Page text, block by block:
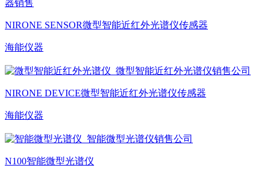
NIRONE SENSOR微型智能近红外光谱仪传感器
海能仪器
NIRONE DEVICE微型智能近红外光谱仪传感器
海能仪器
N100智能微型光谱仪